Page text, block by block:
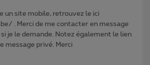
un site mobile, retrouvez le ici
. Merci de me contacter en message
je le demande. Notez également le lien
message privé. Merci